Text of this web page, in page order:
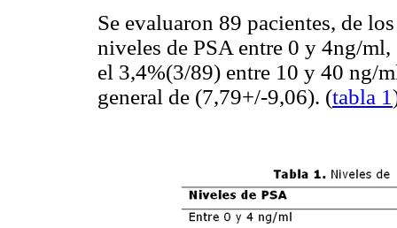
Se evaluaron 89 pacientes, de
niveles de PSA entre 0 y 4ng/
el 3,4%(3/89) entre 10 y 40 ng/
general de (7,79+/-9,06). (tabla 1